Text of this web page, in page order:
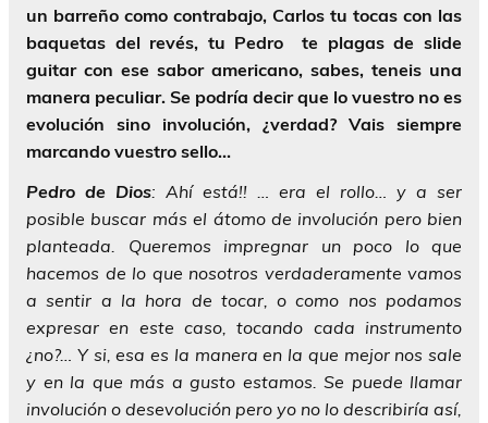
un barreño como contrabajo, Carlos tu tocas con las
baquetas del revés, tu Pedro te plagas de slide
guitar con ese sabor americano, sabes, teneis una
manera peculiar. Se podría decir que lo vuestro no es
evolución sino involución, ¿verdad? Vais siempre
marcando vuestro sello…
Pedro de Dios: Ahí está!! … era el rollo… y a ser
posible buscar más el átomo de involución pero bien
planteada. Queremos impregnar un poco lo que
hacemos de lo que nosotros verdaderamente vamos
a sentir a la hora de tocar, o como nos podamos
expresar en este caso, tocando cada instrumento
¿no?… Y si, esa es la manera en la que mejor nos sale
y en la que más a gusto estamos. Se puede llamar
involución o desevolución pero yo no lo describiría así,